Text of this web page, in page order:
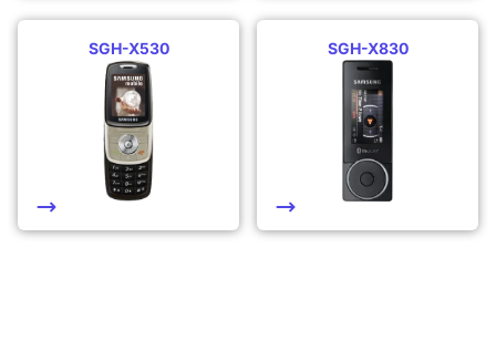
SGH-X530 SGH-X830